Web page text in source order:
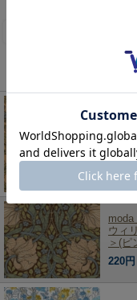
この商品を見た人は、こ
moda
ヴ)＞
352円
ウィ
＞(ピ
220円